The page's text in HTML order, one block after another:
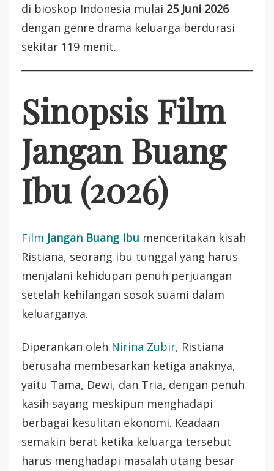
di bioskop Indonesia mulai 25 Juni 2026
dengan genre drama keluarga berdurasi
sekitar 119 menit.
Sinopsis Film
Jangan Buang
Ibu (2026)
Film Jangan Buang Ibu menceritakan kisah
Ristiana, seorang ibu tunggal yang harus
menjalani kehidupan penuh perjuangan
setelah kehilangan sosok suami dalam
keluarganya.
Diperankan oleh Nirina Zubir, Ristiana
berusaha membesarkan ketiga anaknya,
yaitu Tama, Dewi, dan Tria, dengan penuh
kasih sayang meskipun menghadapi
berbagai kesulitan ekonomi. Keadaan
semakin berat ketika keluarga tersebut
harus menghadapi masalah utang besar